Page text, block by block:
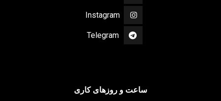
Instagram
Telegram
ساعت و روزهای کاری